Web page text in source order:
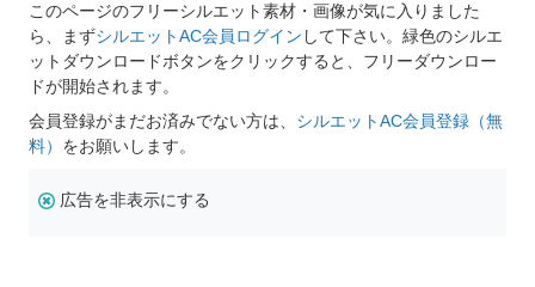
このページのフリーシルエット素材・画像が気に入りました
ら、まずシルエットAC会員ログイン して下さい。緑色のシルエ
ットダウンロードボタンをクリックすると、フリーダウンロー
ドが開始されます。
会員登録がまだお済みでない方は、 シルエットAC会員登録（無
料） をお願いします。
広告を非表示にする